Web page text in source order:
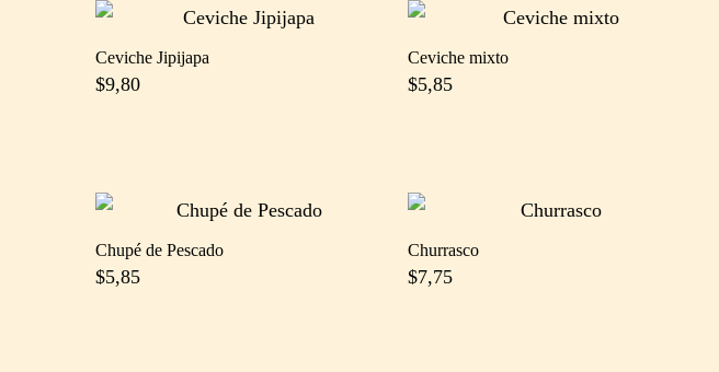
Ceviche Jipijapa
$9,80
Ceviche mixto
$5,85
Chupé de Pescado
$5,85
Churrasco
$7,75